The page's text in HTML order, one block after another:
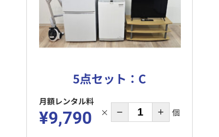
5点セット：C
月額レンタル料
¥9,790 × 個